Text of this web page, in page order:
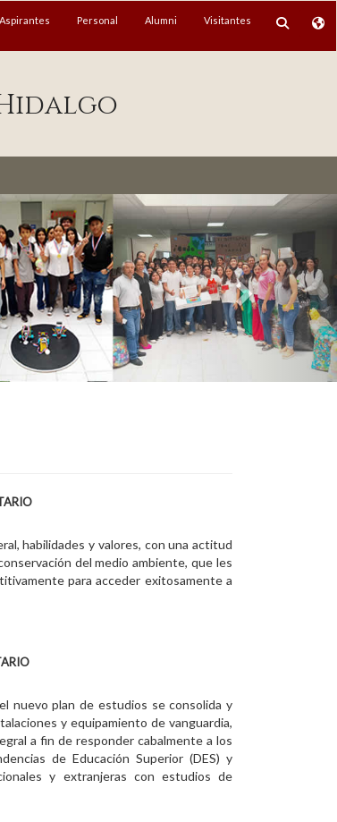
Aspirantes Personal Alumni Visitantes
habilidades y valores, con una actitud
del medio ambiente, que les
para acceder exitosamente a
nuevo plan de estudios se consolida y
y equipamiento de vanguardia,
a fin de responder cabalmente a los
de Educación Superior (DES) y
y extranjeras con estudios de